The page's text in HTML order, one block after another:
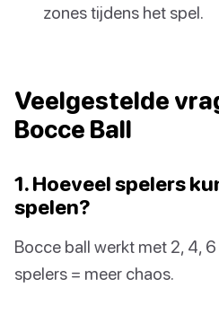
zones tijdens het spel.
Veelgestelde
Bocce Ball
1. Hoeveel spelers
spelen?
Bocce ball werkt met 2, 4,
spelers = meer chaos.